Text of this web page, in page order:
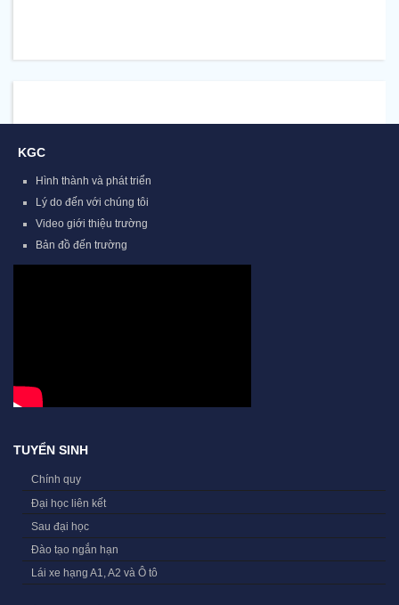
KGC
Hình thành và phát triển
Lý do đến với chúng tôi
Video giới thiệu trường
Bản đồ đến trường
TUYỂN SINH
Chính quy
Đại học liên kết
Sau đại học
Đào tạo ngắn hạn
Lái xe hạng A1, A2 và Ô tô